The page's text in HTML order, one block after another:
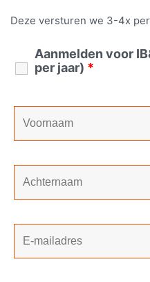
Deze versturen we 3-4x per
Aanmelden voor
per jaar) *